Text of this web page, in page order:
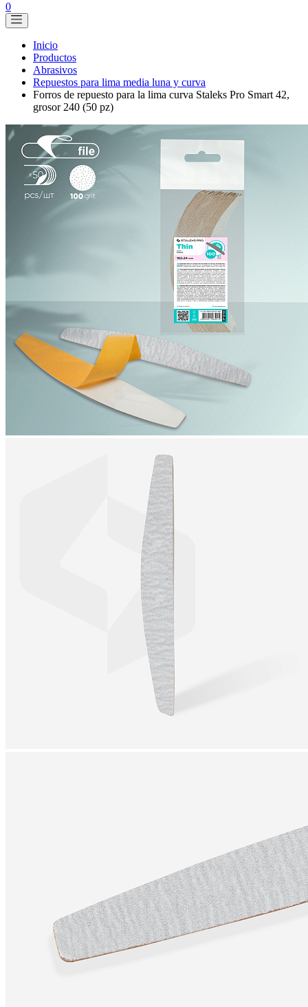
0
Inicio
Productos
Abrasivos
Repuestos para lima media luna y curva
Forros de repuesto para la lima curva Staleks Pro Smart 42,
grosor 240 (50 pz)